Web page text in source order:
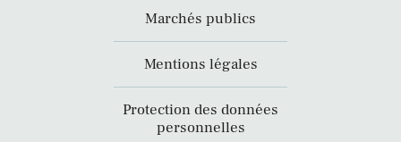
Marchés publics
Mentions légales
Protection des données
personnelles